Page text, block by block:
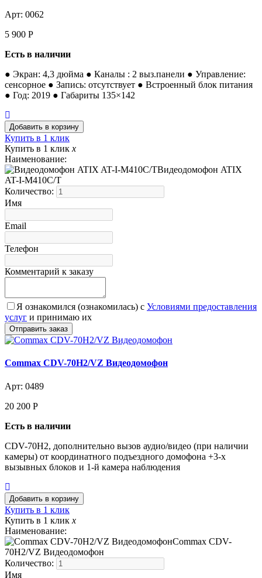
Арт: 0062
5 900 Р
Есть в наличии
● Экран: 4,3 дюйма ● Каналы : 2 выз.панели ● Управление:
сенсорное ● Запись: отсутствует ● Встроенный блок питания
● Год: 2019 ● Габариты 135×142
Купить в 1 клик
Купить в 1 клик x
Наименование:
Видеодомофон ATIX
AT-I-М410C/T
Количество:
Имя
Email
Телефон
Комментарий к заказу
Я ознакомился (ознакомилась) с Условиями предоставления
услуг и принимаю их
Commax CDV-70H2/VZ Видеодомофон
Арт: 0489
20 200 Р
Есть в наличии
CDV-70H2, дополнительно вызов аудио/видео (при наличии
камеры) от координатного подъездного домофона +3-х
вызывных блоков и 1-й камера наблюдения
Купить в 1 клик
Купить в 1 клик x
Наименование:
Commax CDV-
70H2/VZ Видеодомофон
Количество:
Имя